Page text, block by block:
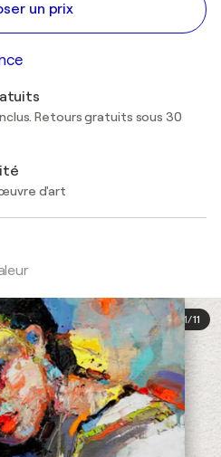
un prix
Retours gratuits sous 30
d'art
1/11